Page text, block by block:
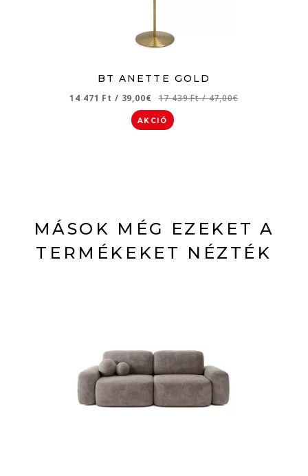
BT ANETTE GOLD
14 471 Ft / 39,00€ 17 439 Ft/ 47,00€
AKCIÓ
MÁSOK MÉG EZEKET A
TERMÉKEKET NÉZTÉK